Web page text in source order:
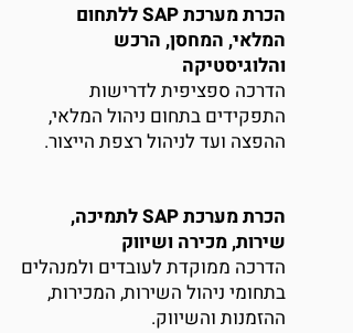
הכרת מערכת SAP ללתחום
המלאי, המחסן, הרכש
והלוגיסטיקה
הדרכה ספציפית לדרישות
התפקידים בתחום ניהול המלאי,
ההפצה ועד לניהול רצפת הייצור.
הכרת מערכת SAP לתמיכה,
שירות, מכירה ושיווק
הדרכה ממוקדת לעובדים ולמנהלים
בתחומי ניהול השירות, המכירות,
ההזמנות והשיווק.